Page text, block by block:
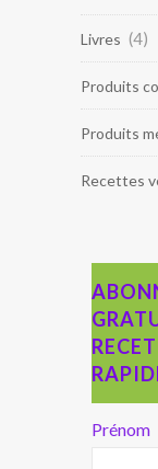
Livres (4)
Produits
Produits
Recettes
Prénom